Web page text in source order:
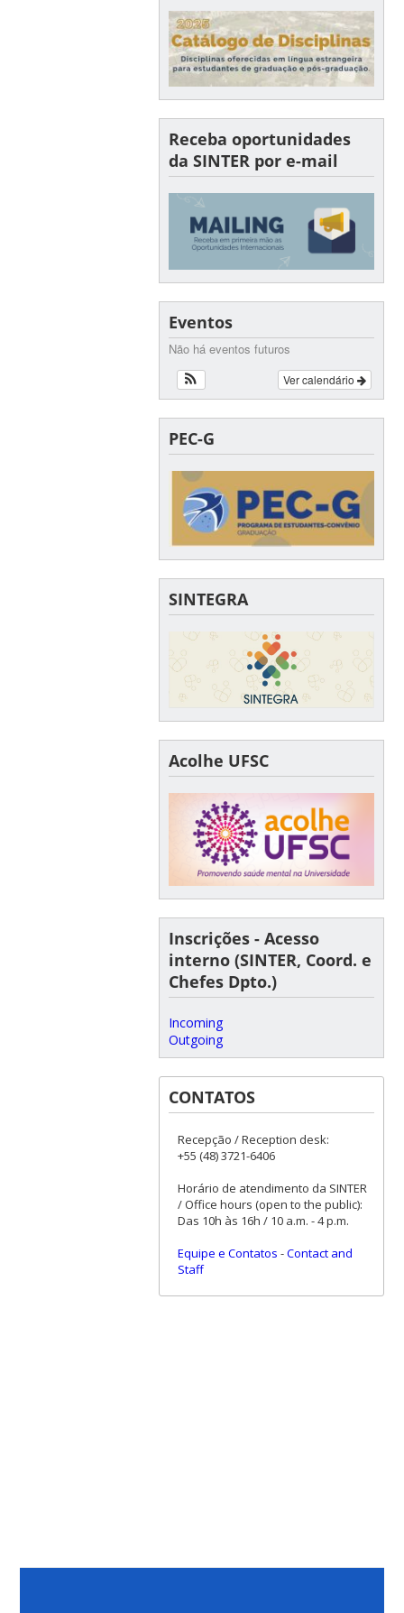
Receba oportunidades
da SINTER por e-mail
Eventos
Não há eventos futuros
Ver calendário
PEC-G
SINTEGRA
Acolhe UFSC
Inscrições - Acesso
interno (SINTER, Coord. e
Chefes Dpto.)
Incoming
Outgoing
CONTATOS
Recepção / Reception desk:
+55 (48) 3721-6406
Horário de atendimento da SINTER
/ Office hours (open to the public):
Das 10h às 16h / 10 a.m. - 4 p.m.
Equipe e Contatos -Contact and
Staff